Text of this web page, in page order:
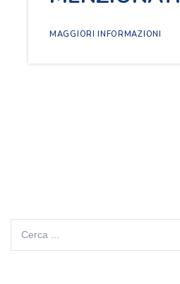
MAGGIORI INFORMAZIONI